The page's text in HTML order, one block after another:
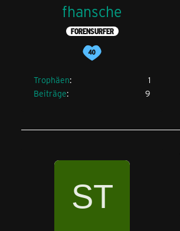
fhansche
FORENSURFER
Trophäen
1
Beiträge
9